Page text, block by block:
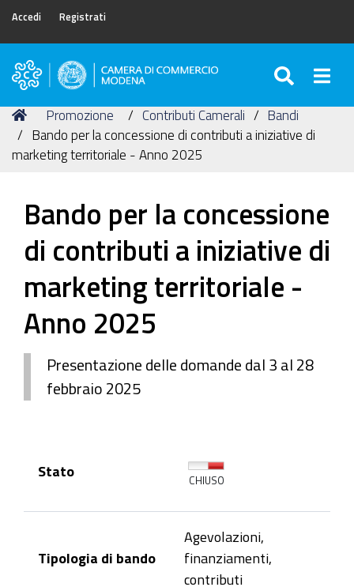
Accedi Registrati
Camera
Commercio
di
Modena
Tu
sei
qui:
Home
Promozione Contributi Camerali
Bandi
Bando per la concessione di contributi a iniziative di
marketing territoriale - Anno 2025
Bando per la concessione
di contributi a iniziative di
marketing territoriale -
Anno 2025
Presentazione delle domande dal 3 al 28
febbraio 2025
Stato
CHIUSO
Tipologia di bando
Agevolazioni,
finanziamenti,
contributi